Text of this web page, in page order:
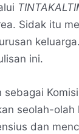
Sidak itu
ini.
sebagai
seolah-olah
dan